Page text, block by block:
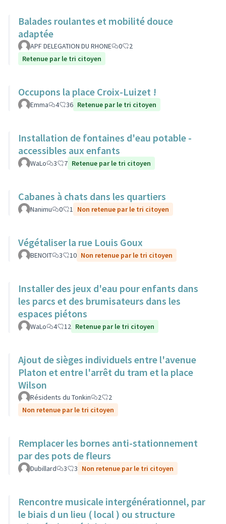
Balades roulantes et mobilité douce
adaptée
APF DELEGATION DU RHONE 0
2
Retenue par le tri citoyen
Occupons la place Croix-Luizet !
Emma 4 36 Retenue par le tri citoyen
Installation de fontaines d'eau potable -
accessibles aux enfants
WaLo 3 7 Retenue par le tri citoyen
Cabanes à chats dans les quartiers
Nanimu 0 1 Non retenue par le tri citoyen
Végétaliser la rue Louis Goux
BENOIT 3 10 Non retenue par le tri citoyen
Installer des jeux d'eau pour enfants dans
les parcs et des brumisateurs dans les
espaces piétons
WaLo 4 12 Retenue par le tri citoyen
Ajout de sièges individuels entre l'avenue
Platon et entre l'arrêt du tram et la place
Wilson
Résidents du Tonkin 2
2
Non retenue par le tri citoyen
Remplacer les bornes anti-stationnement
par des pots de fleurs
Dubillard 3 3 Non retenue par le tri citoyen
Rencontre musicale intergénérationnel, par
le biais d un lieu ( local ) ou structure